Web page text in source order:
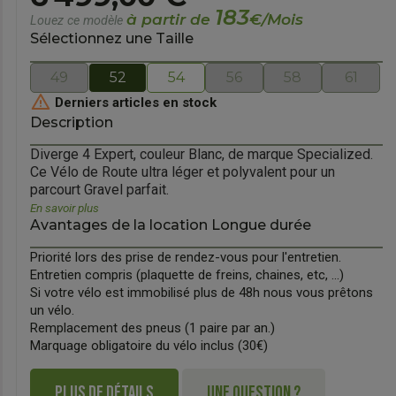
Louez ce modèle à partir de 183€/Mois
Sélectionnez une Taille
49 52 54 56 58 61
 Derniers articles en stock
Description
Diverge 4 Expert, couleur Blanc, de marque Specialized.
Ce Vélo de Route ultra léger et polyvalent pour un
parcourt Gravel parfait.
En savoir plus
Avantages de la location Longue durée
Priorité lors des prise de rendez-vous pour l'entretien.
Entretien compris (plaquette de freins, chaines, etc, ...)
Si votre vélo est immobilisé plus de 48h nous vous prêtons
un vélo.
Remplacement des pneus (1 paire par an.)
Marquage obligatoire du vélo inclus (30€)